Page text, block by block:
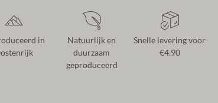
in
Natuurlijk en
duurzaam
geproduceerd
Snelle levering voor
€4.90